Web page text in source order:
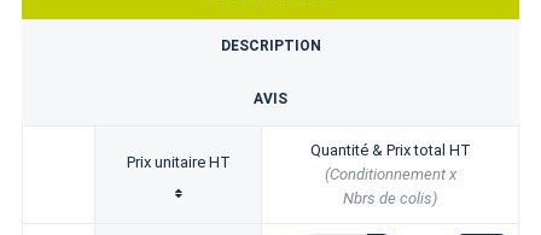
DESCRIPTION
AVIS
Prix unitaire HT
Quantité & Prix total HT
(Conditionnement x
Nbrs de colis)